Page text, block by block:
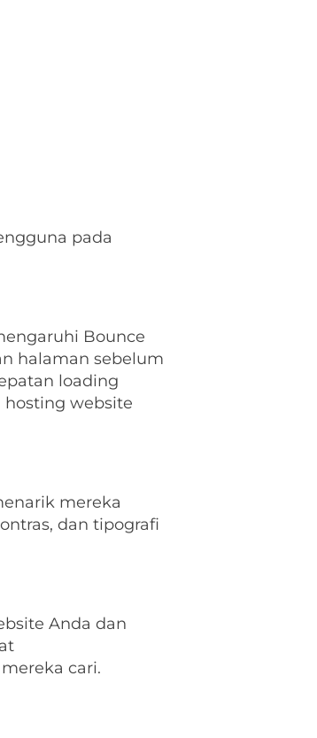
pada
Bounce
halaman sebelum
loading
website
mereka
dan tipografi
Anda dan
cari.